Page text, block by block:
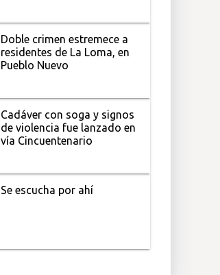
Doble crimen estremece a
residentes de La Loma, en
Pueblo Nuevo
Cadáver con soga y signos
de violencia fue lanzado en
vía Cincuentenario
Se escucha por ahí